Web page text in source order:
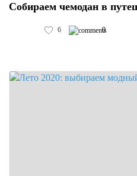
Собираем чемодан в
6 0